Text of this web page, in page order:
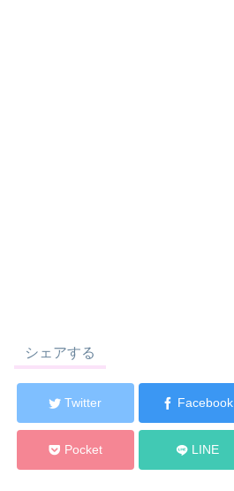
シェアする
Twitter Facebook
Pocket LINE